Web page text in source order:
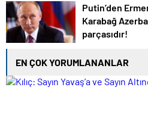
Putin’den
Karabağ
parçasıdır!
EN ÇOK YORUMLANANLAR